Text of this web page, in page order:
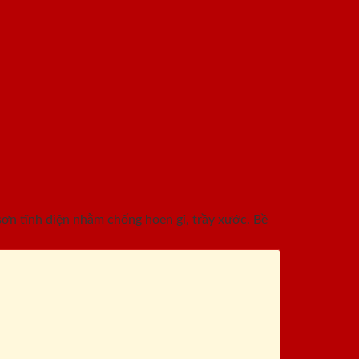
tĩnh điện nhằm chống hoen gỉ, trầy xước. Bề